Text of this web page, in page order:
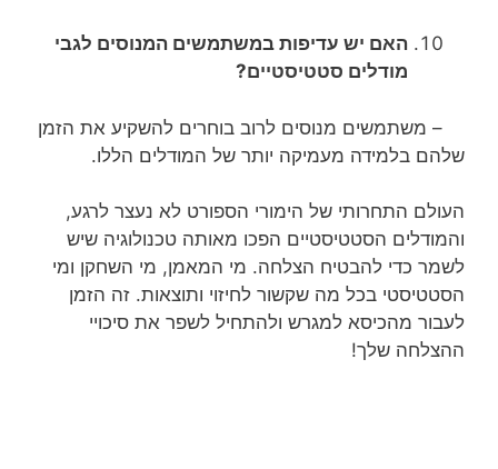
האם יש עדיפות במשתמשים המנוסים לגבי
מודלים סטטיסטיים?
– משתמשים מנוסים לרוב בוחרים להשקיע את הזמן
שלהם בלמידה מעמיקה יותר של המודלים הללו.
העולם התחרותי של הימורי הספורט לא נעצר לרגע,
והמודלים הסטטיסטיים הפכו מאותה טכנולוגיה שיש
לשמר כדי להבטיח הצלחה. מי המאמן, מי השחקן ומי
הסטטיסטי בכל מה שקשור לחיזוי ותוצאות. זה הזמן
לעבור מהכיסא למגרש ולהתחיל לשפר את סיכויי
ההצלחה שלך!